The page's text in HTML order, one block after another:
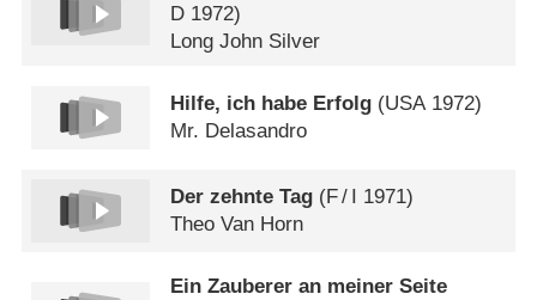
D 1972)
Long John Silver
Hilfe, ich habe Erfolg (USA1972)
Mr. Delasandro
Der zehnte Tag (F/
1971)
Theo Van Horn
Ein Zauberer an meiner Seite